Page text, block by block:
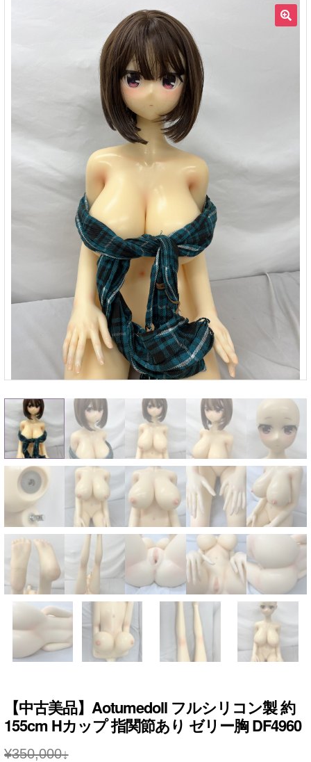
ラブドール買取・処分
サ
無料引き取り
よくあるご質問
お問い合わせ
【中古美品】Aotumedoll フルシリコン製 約
155cm Hカップ 指関節あり ゼリー胸 DF4960
¥350,000